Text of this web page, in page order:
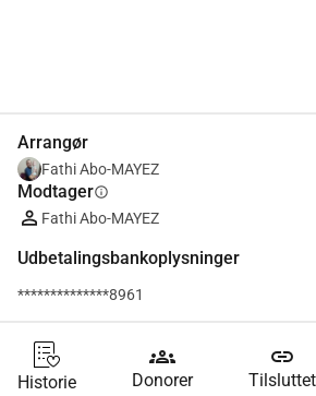
Arrangør
Fathi Abo-MAYEZ
Modtagerinfo
Fathi Abo-MAYEZ
Udbetalingsbankoplysninger
**************8961
Historie
groups
Donorer
link
Tilsluttet